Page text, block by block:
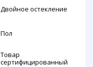
Двойное остекление
Пол
Товар
сертифицированный